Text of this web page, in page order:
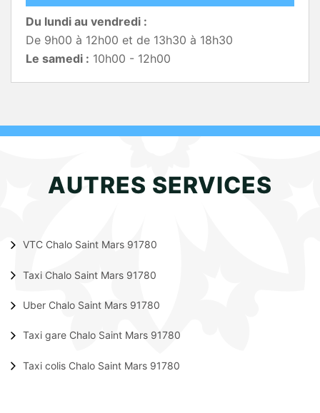
Du lundi au vendredi :
De 9h00 à 12h00 et de 13h30 à 18h30
Le samedi : 10h00 - 12h00
AUTRES SERVICES
VTC Chalo Saint Mars 91780
Taxi Chalo Saint Mars 91780
Uber Chalo Saint Mars 91780
Taxi gare Chalo Saint Mars 91780
Taxi colis Chalo Saint Mars 91780